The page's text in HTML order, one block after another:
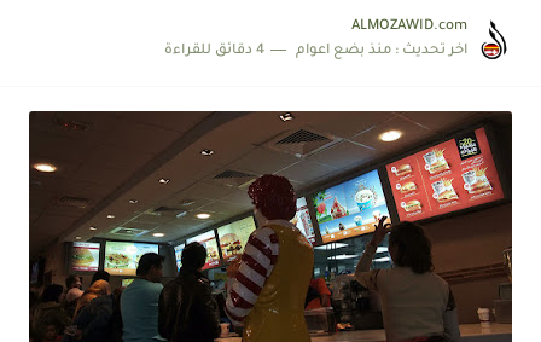
ALMOZAWID.com
اخر تحديث : منذ بضع اعوام 4 دقائق للقراءة